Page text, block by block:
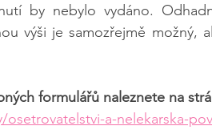
by nebylo vydáno.
výši je samozřejmě možný,
formulářů naleznete na
a-nelekarska-